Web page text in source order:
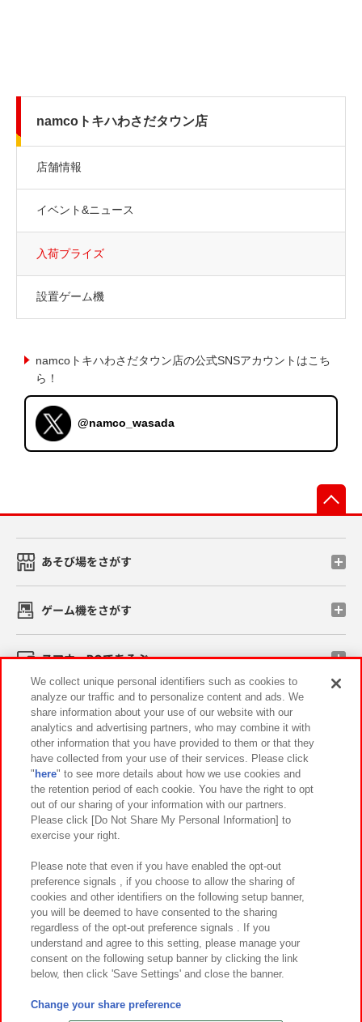
namcoトキハわさだタウン店
店舗情報
イベント&ニュース
入荷プライズ
設置ゲーム機
namcoトキハわさだタウン店の公式SNSアカウントはこち
ら！
@namco_wasada
あそび場をさがす
ゲーム機をさがす
スマホ・PCであそぶ
イベント・キャンペーン
関連会社 サステナビリティ サイトポリシー
プライバシーポリシー ウェブアクセシビリティ方針と検証結果
お取引先さまとともに
カスタマーハラスメント対応方針 よくあるご質問・お問い合わせ
©Bandai Namco Amusement Inc.
©Bandai Namco Amusement Lab Inc.
We collect unique personal identifiers such as cookies to
analyze our traffic and to personalize content and ads. We
share information about your use of our website with our
analytics and advertising partners, who may combine it with
other information that you have provided to them or that they
have collected from your use of their services. Please click
" here" to see more details about how we use cookies and
the retention period of each cookie. You have the right to opt
out of our sharing of your information with our partners.
Please click [Do Not Share My Personal Information] to
exercise your right.
Please note that even if you have enabled the opt-out
preference signals , if you choose to allow the sharing of
cookies and other identifiers on the following setup banner,
you will be deemed to have consented to the sharing
regardless of the opt-out preference signals . If you
understand and agree to this setting, please manage your
consent on the following setup banner by clicking the link
below, then click 'Save Settings' and close the banner.
Change your share preference